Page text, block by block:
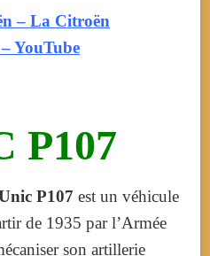
– La Citroën
YouTube
P107
P107 est un véhicule
de 1935 par l’Armée
son artillerie